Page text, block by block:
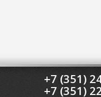
+7 (351)
+7 (351)